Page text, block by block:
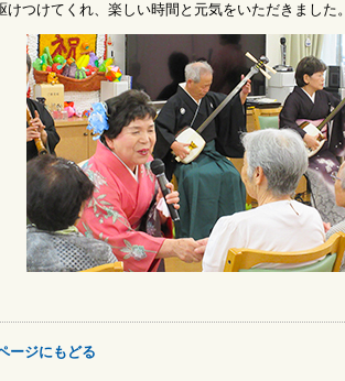
つけてくれ、楽しい時間と元気をいただきました。
ージにもどる